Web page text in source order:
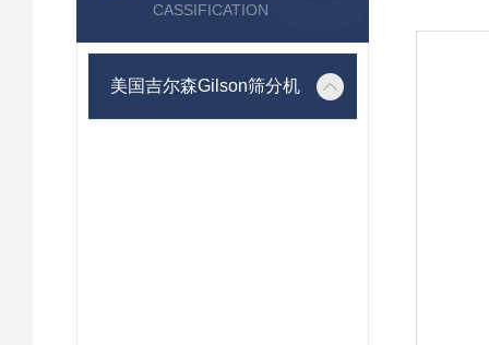
CASSIFICATION
美国吉尔森Gilson筛分机